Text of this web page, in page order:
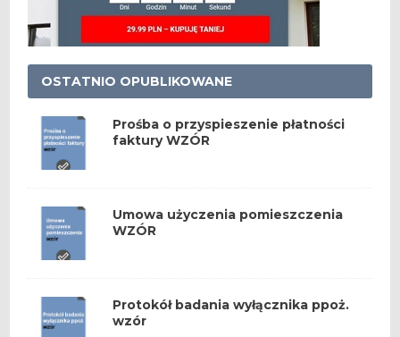
OSTATNIO OPUBLIKOWANE
Prośba o przyspieszenie płatności
faktury WZÓR
Umowa użyczenia pomieszczenia
WZÓR
Protokół badania wyłącznika ppoż.
wzór